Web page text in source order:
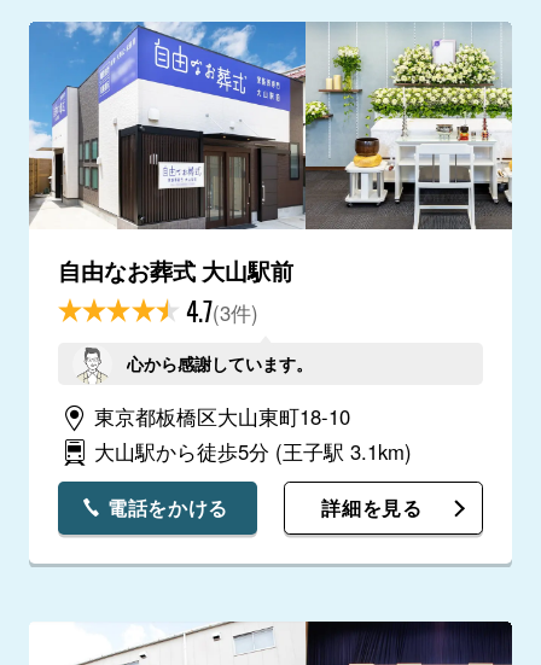
自由なお葬式 大山駅前
4.7(3件)
心から感謝しています。
東京都板橋区大山東町18-10
大山駅から徒歩5分 (王子駅 3.1km)
電話をかける 詳細を見る